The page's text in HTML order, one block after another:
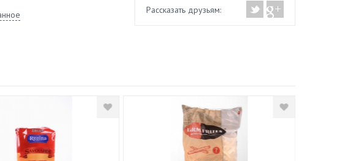
Рассказать друзьям: